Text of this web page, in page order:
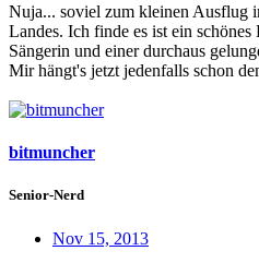
Nuja... soviel zum kleinen Ausflug
Landes. Ich finde es ist ein
Sängerin und einer durchaus
Mir hängt's jetzt jedenfalls schon
bitmuncher
Senior-Nerd
Nov 15, 2013